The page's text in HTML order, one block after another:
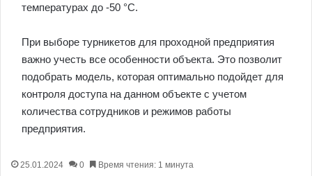
температурах до -50 °С.
При выборе турникетов для проходной предприятия
важно учесть все особенности объекта. Это позволит
подобрать модель, которая оптимально подойдет для
контроля доступа на данном объекте с учетом
количества сотрудников и режимов работы
предприятия.
25.01.2024 0 Время чтения: 1 минута